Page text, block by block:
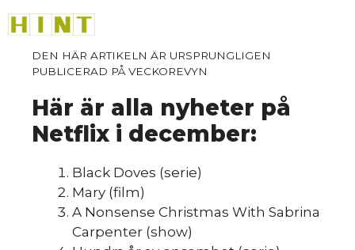
till
innehåll
Här är alla nyheter på
Netflix i december:
Black Doves (serie)
Mary (film)
A Nonsense Christmas With Sabrina
Carpenter (show)